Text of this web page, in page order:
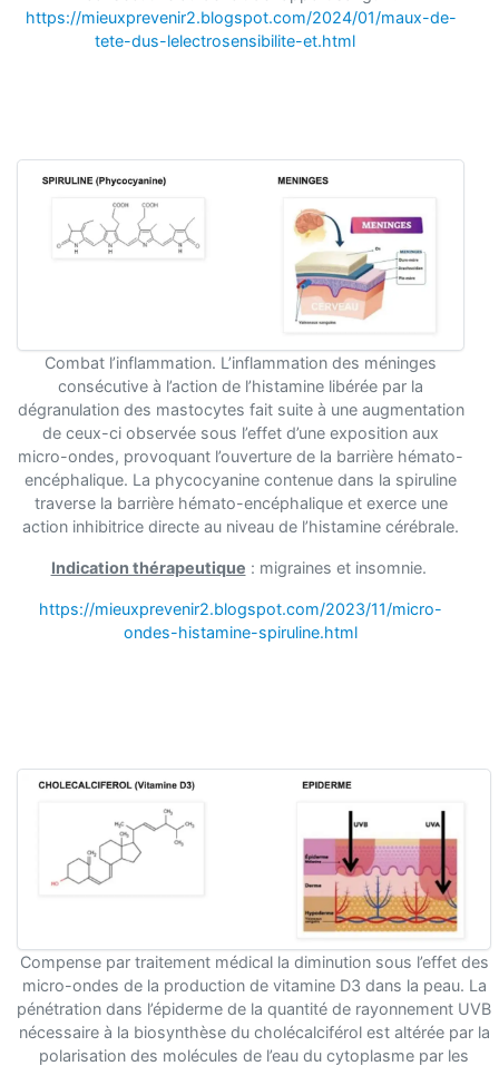
https://mieuxprevenir2.blogspot.com/2024/01/maux-de-
tete-dus-lelectrosensibilite-et.html
Combat l’inflammation. L’inflammation des méninges
consécutive à l’action de l’histamine libérée par la
dégranulation des mastocytes fait suite à une augmentation
de ceux-ci observée sous l’effet d’une exposition aux
micro-ondes, provoquant l’ouverture de la barrière hémato-
encéphalique. La phycocyanine contenue dans la spiruline
traverse la barrière hémato-encéphalique et exerce une
action inhibitrice directe au niveau de l’histamine cérébrale.
Indication thérapeutique : migraines et insomnie.
https://mieuxprevenir2.blogspot.com/2023/11/micro-
ondes-histamine-spiruline.html
Compense par traitement médical la diminution sous l’effet des
micro-ondes de la production de vitamine D3 dans la peau. La
pénétration dans l’épiderme de la quantité de rayonnement UVB
nécessaire à la biosynthèse du cholécalciférol est altérée par la
polarisation des molécules de l’eau du cytoplasme par les